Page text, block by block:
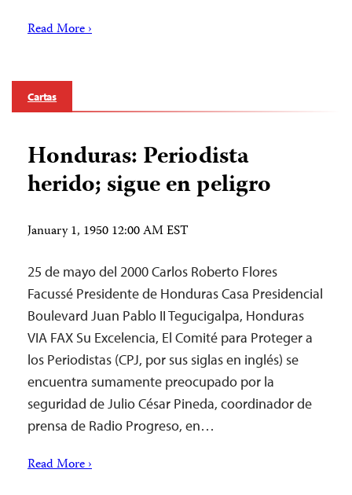
Read More ›
Cartas
Honduras: Periodista
herido; sigue en peligro
January 1, 1950 12:00 AM EST
25 de mayo del 2000 Carlos Roberto Flores
Facussé Presidente de Honduras Casa Presidencial
Boulevard Juan Pablo II Tegucigalpa, Honduras
VIA FAX Su Excelencia, El Comité para Proteger a
los Periodistas (CPJ, por sus siglas en inglés) se
encuentra sumamente preocupado por la
seguridad de Julio César Pineda, coordinador de
prensa de Radio Progreso, en…
Read More ›